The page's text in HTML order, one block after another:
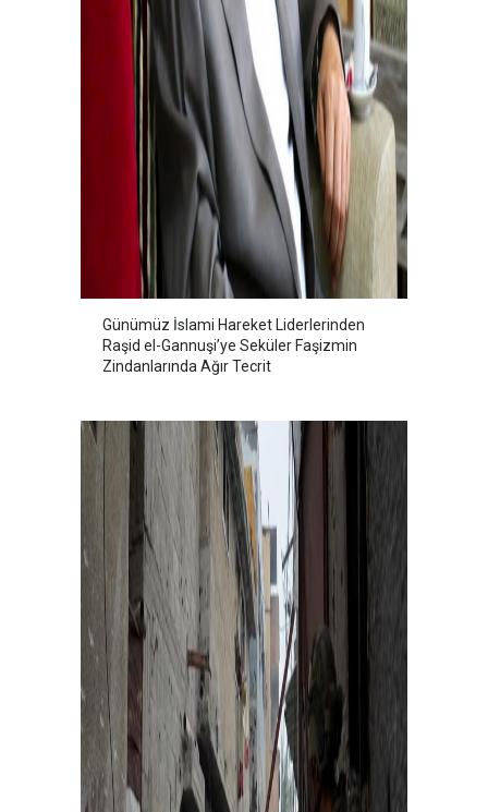
Günümüz İslami Hareket Liderlerinden
Raşid el-Gannuşi’ye Seküler Faşizmin
Zindanlarında Ağır Tecrit